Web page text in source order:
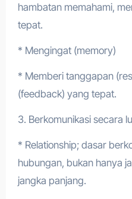
hambatan memahami,
tepat.
* Mengingat (memory)
* Memberi tanggapan
(feedback) yang tepat.
3. Berkomunikasi secara
* Relationship; dasar
hubungan, bukan hanya
jangka panjang.